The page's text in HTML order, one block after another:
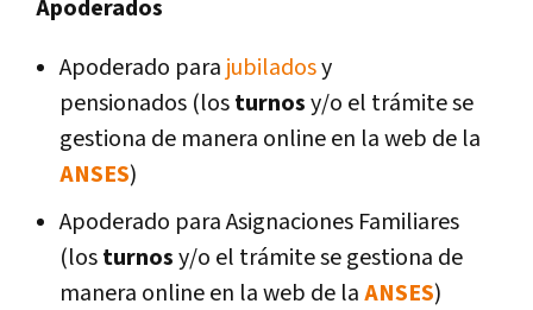
Apoderados
Apoderado para jubiladosy
pensionados (losturnosy/o el trámite se
gestiona de manera online en la web de la
ANSES)
Apoderado para Asignaciones Familiares
(losturnosy/o el trámite se gestiona de
manera online en la web de laANSES)